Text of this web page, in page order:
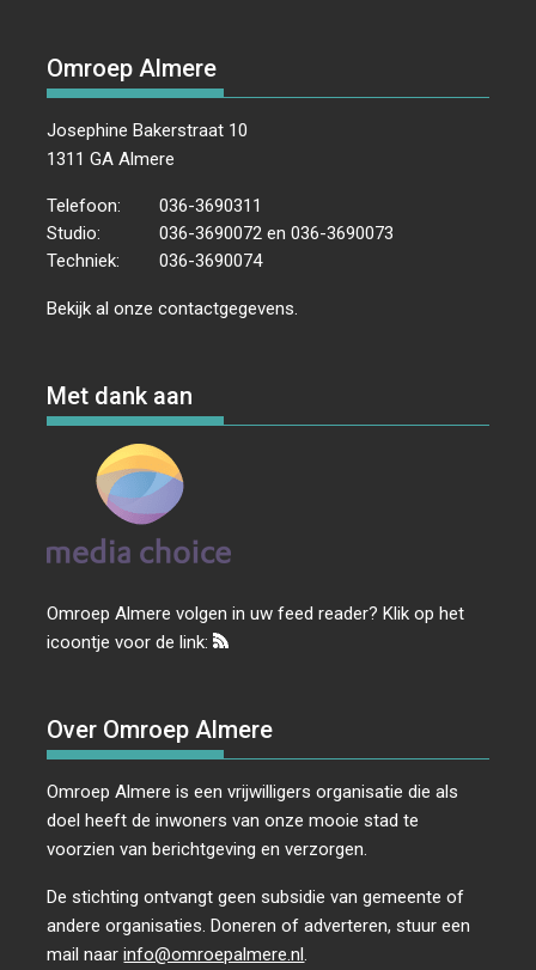
Omroep Almere
Josephine Bakerstraat 10
1311 GA Almere
Telefoon:
036-3690311
Studio:
036-3690072 en 036-3690073
Techniek:
036-3690074
Bekijk al onzecontactgegevens.
Met dank aan
Omroep Almere volgen in uw feed reader? Klik op het
icoontje voor de link:
Over Omroep Almere
Omroep Almere is een vrijwilligers organisatie die als
doel heeft de inwoners van onze mooie stad te
voorzien van berichtgeving en verzorgen.
De stichting ontvangt geen subsidie van gemeente of
andere organisaties. Doneren of adverteren, stuur een
mail naarinfo@omroepalmere.nl.